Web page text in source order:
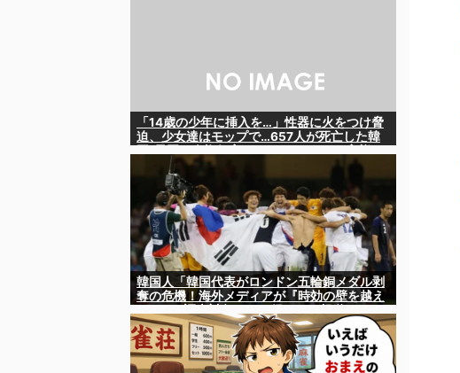
「14歳の少年に挿入を…」性器に火をつけ脅
迫、少女達はモップで…657人が死亡した韓
韓国人「韓国代表がロンドン五輪銅メダル剥
奪の危機！海外メディアが『時効の壁を越え